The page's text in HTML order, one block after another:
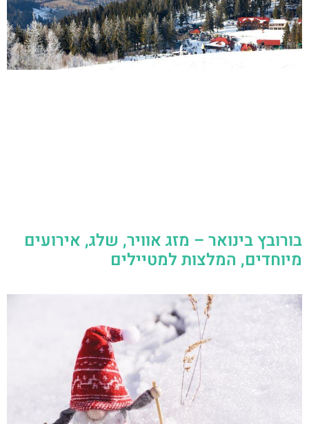
בורובץ בינואר – מזג אוויר, שלג, אירועים
מיוחדים, המלצות למטיילים